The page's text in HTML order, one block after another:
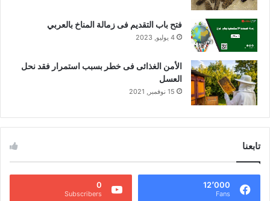
فتح باب التقديم فى زمالة المناخ بالعربي
4 يوليو, 2023
الأمن الغذائى فى خطر بسبب استمرار فقد نحل
العسل
15 نوفمبر, 2021
تابعنا
12٬000
Fans
0
Subscribers